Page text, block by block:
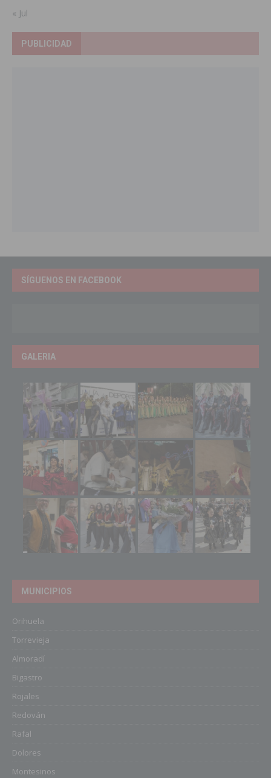
« Jul
PUBLICIDAD
SÍGUENOS EN FACEBOOK
GALERIA
MUNICIPIOS
Orihuela
Torrevieja
Almoradí
Bigastro
Rojales
Redován
Rafal
Dolores
Montesinos